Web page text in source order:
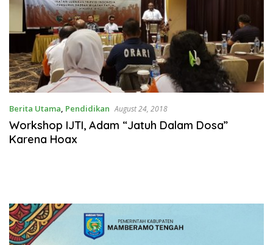
Berita Utama, Pendidikan August 24, 2018
Workshop IJTI, Adam “Jatuh Dalam Dosa”
Karena Hoax